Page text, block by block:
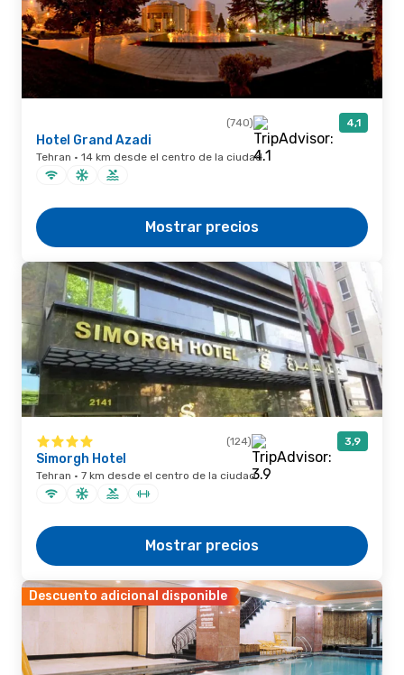
(740) 4,1
Hotel Grand Azadi
Tehran · 14 km desde el centro de la ciudad
Mostrar precios
(124) 3,9
Simorgh Hotel
Tehran · 7 km desde el centro de la ciudad
Mostrar precios
Descuento adicional disponible